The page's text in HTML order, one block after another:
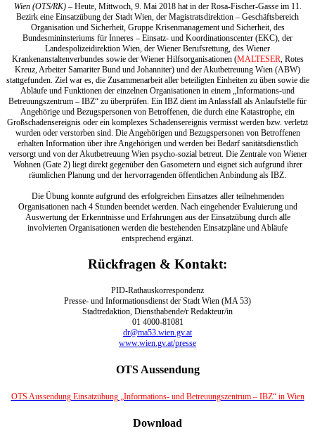
Wien (OTS/RK)– Heute, Mittwoch, 9. Mai 2018 hat in der Rosa-Fischer-Gasse im 11.
Bezirk eine Einsatzübung der Stadt Wien, der Magistratsdirektion – Geschäftsbereich
Organisation und Sicherheit, Gruppe Krisenmanagement und Sicherheit, des
Bundesmininsteriums für Inneres – Einsatz- und Koordinationscenter (EKC), der
Landespolizeidirektion Wien, der Wiener Berufsrettung, des Wiener
Krankenanstaltenverbundes sowie der Wiener Hilfsorganisationen (MALTESER , Rotes
Kreuz, Arbeiter Samariter Bund und Johanniter) und der Akutbetreuung Wien (ABW)
stattgefunden. Ziel war es, die Zusammenarbeit aller beteiligten Einheiten zu üben sowie die
Abläufe und Funktionen der einzelnen Organisationen in einem „Informations-und
Betreuungszentrum – IBZ“ zu überprüfen. Ein IBZ dient im Anlassfall als Anlaufstelle für
Angehörige und Bezugspersonen von Betroffenen, die durch eine Katastrophe, ein
Großschadensereignis oder ein komplexes Schadensereignis vermisst werden bzw. verletzt
wurden oder verstorben sind. Die Angehörigen und Bezugspersonen von Betroffenen
erhalten Information über ihre Angehörigen und werden bei Bedarf sanitätsdienstlich
versorgt und von der Akutbetreuung Wien psycho-sozial betreut. Die Zentrale von Wiener
Wohnen (Gate 2) liegt direkt gegenüber den Gasometern und eignet sich aufgrund ihrer
räumlichen Planung und der hervorragenden öffentlichen Anbindung als IBZ.
Die Übung konnte aufgrund des erfolgreichen Einsatzes aller teilnehmenden
Organisationen nach 4 Stunden beendet werden. Nach eingehender Evaluierung und
Auswertung der Erkenntnisse und Erfahrungen aus der Einsatzübung durch alle
involvierten Organisationen werden die bestehenden Einsatzpläne und Abläufe
entsprechend ergänzt.
Rückfragen & Kontakt:
PID-Rathauskorrespondenz
Presse- und Informationsdienst der Stadt Wien (MA 53)
Stadtredaktion, Diensthabende/r Redakteur/in
01 4000-81081
dr@ma53.wien.gv.at
www.wien.gv.at/presse
OTS Aussendung
OTS Aussendung Einsatzübung „Informations- und Betreuungszentrum – IBZ“ in Wien
Download